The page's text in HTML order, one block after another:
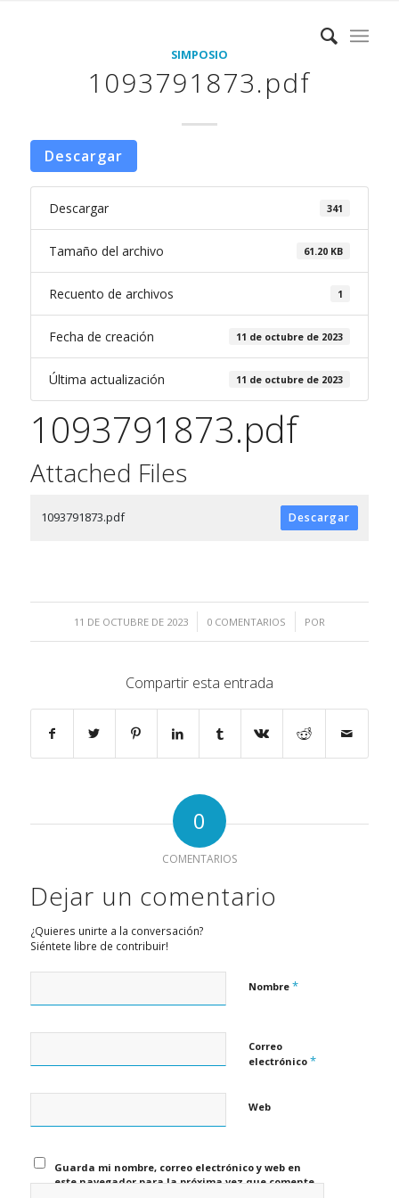
SIMPOSIO
1093791873.pdf
Descargar
Descargar 341
Tamaño del archivo 61.20 KB
Recuento de archivos 1
Fecha de creación 11 de octubre de 2023
Última actualización 11 de octubre de 2023
1093791873.pdf
Attached Files
1093791873.pdf Descargar
11 DE OCTUBRE DE 2023
/ 0 COMENTARIOS
/ POR
Compartir esta entrada
0
COMENTARIOS
Dejar un comentario
¿Quieres unirte a la conversación?
Siéntete libre de contribuir!
Nombre *
Correo
electrónico *
Web
Guarda mi nombre, correo electrónico y web en
este navegador para la próxima vez que comente.